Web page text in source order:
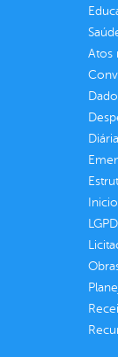
Atos
Inicio